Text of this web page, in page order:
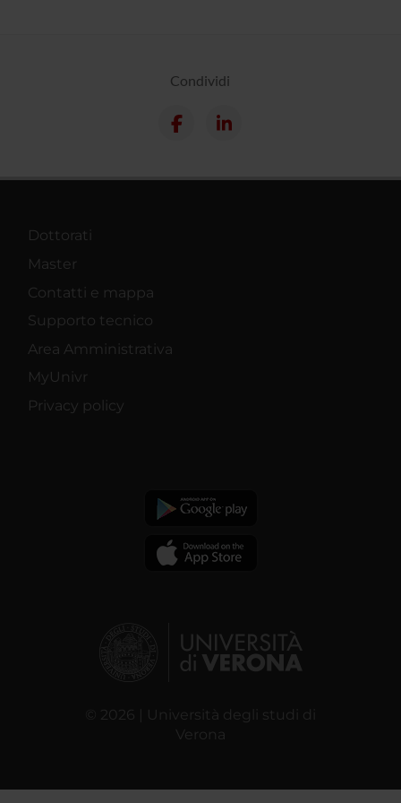
Condividi
Dottorati
Master
Contatti e mappa
Supporto tecnico
Area Amministrativa
MyUnivr
Privacy policy
© 2026 | Università degli studi di
Verona